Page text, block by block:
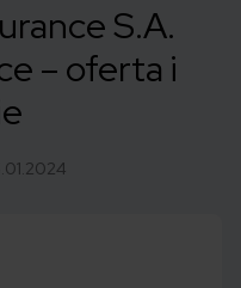
S.A.
– oferta i